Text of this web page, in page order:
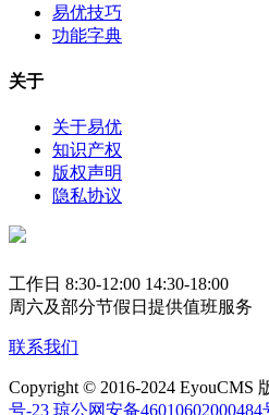
易优技巧
功能字典
关于
关于易优
知识产权
版权声明
隐私协议
工作日 8:30-12:00 14:30-18:00
周六及部分节假日提供值班服务
联系我们
Copyright © 2016-2024 EyouCMS
号-23 琼公网安备46010602000484